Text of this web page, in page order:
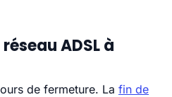
ADSL à
de fermeture. La fin de